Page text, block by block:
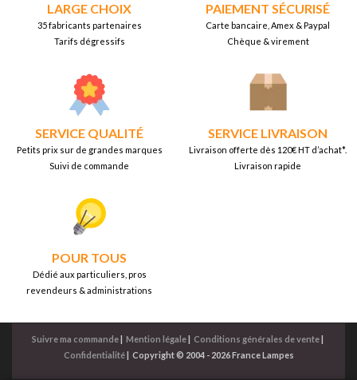
LARGE CHOIX
35 fabricants partenaires
Tarifs dégressifs
PAIEMENT SÉCURISÉ
Carte bancaire, Amex & Paypal
Chèque & virement
SERVICE QUALITÉ
Petits prix sur de grandes marques
Suivi de commande
SERVICE LIVRAISON
Livraison offerte dès 120€ HT d’achat*.
Livraison rapide
POUR TOUS
Dédié aux particuliers, pros
revendeurs & administrations
Suivre ma commande| Mention légale| Conditions générales de vente|
Confidentialité| Copyright © 2004 - 2026 France Lampes